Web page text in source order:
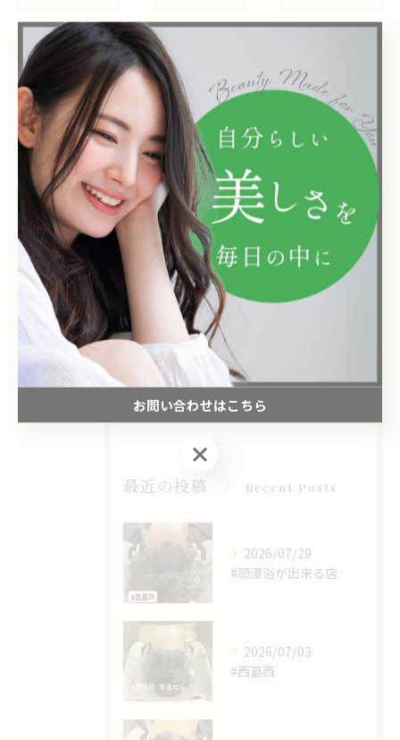
関連タグ
#西葛西 #美容室
カテゴリー Categories
全てのカテゴリー
カット
オーガニックヘナ
髪質改善
カラー
最近の投稿 Recent Posts
2026/07/29
#頭浸浴が出来る店
2026/07/03
#西葛西
お問い合わせはこちら
お問い合わせはこちら